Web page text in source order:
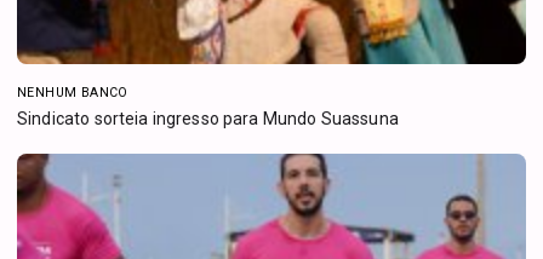
NENHUM BANCO
Sindicato sorteia ingresso para Mundo Suassuna